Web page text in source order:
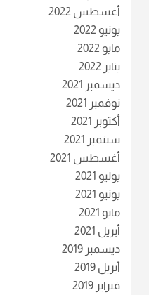
أغسطس 2022
يونيو 2022
مايو 2022
يناير 2022
ديسمبر 2021
نوفمبر 2021
أكتوبر 2021
سبتمبر 2021
أغسطس 2021
يوليو 2021
يونيو 2021
مايو 2021
أبريل 2021
ديسمبر 2019
أبريل 2019
فبراير 2019